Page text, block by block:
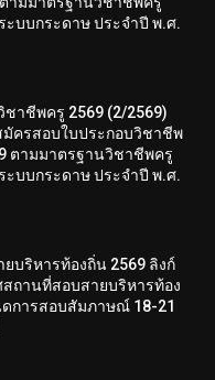
ะบบกระดาษ ประจำปี พ.ศ.
ชาชีพครู 2569 (2/2569)
มัครสอบใบประกอบวิชาชีพ
ตามมาตรฐานวิชาชีพครู
ะบบกระดาษ ประจำปี พ.ศ.
บริหารท้องถิ่น 2569 ลิงก์
สถานที่สอบสายบริหารท้อง
การสอบสัมภาษณ์ 18-21